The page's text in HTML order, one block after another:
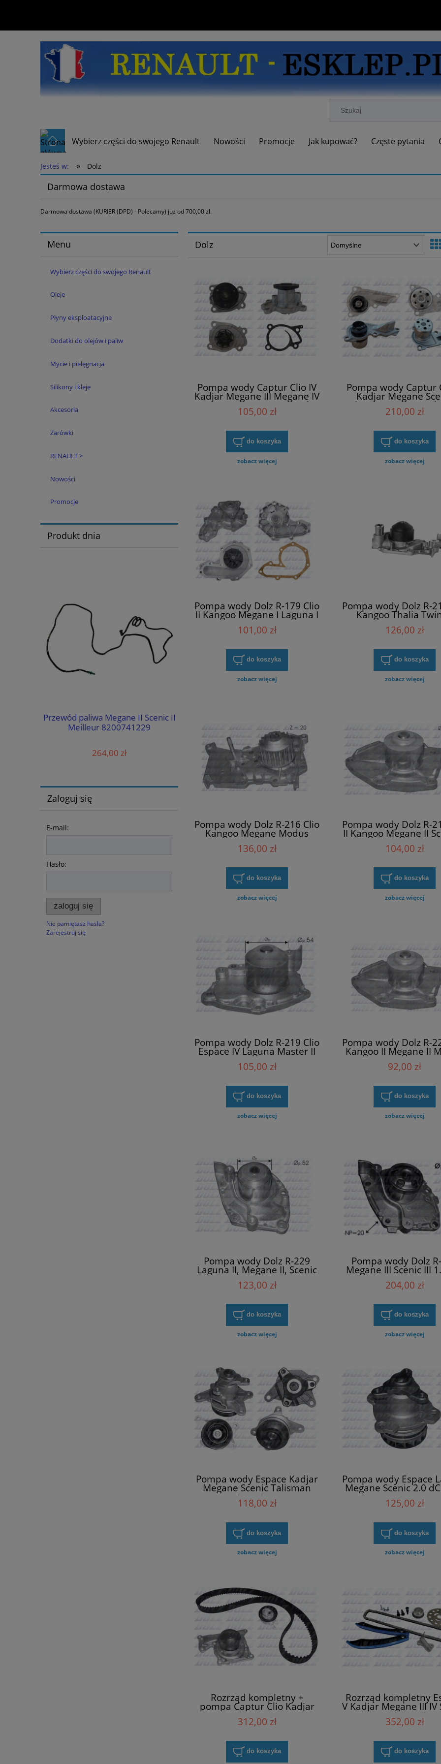
Wybierz części do swojego Renault Nowości Promocje Jak kupować? Częste pytania
Jesteś w: » Dolz
Darmowa dostawa
Darmowa dostawa (KURIER (DPD) - Polecamy) już od 700,00 zł.
Menu
Wybierz części do swojego Renault
Oleje
Płyny eksploatacyjne
Dodatki do olejów i paliw
Mycie i pielęgnacja
Silikony i kleje
Akcesoria
Żarówki
RENAULT >
Nowości
Promocje
Produkt dnia
Przewód paliwa Megane II Scenic II
Meilleur 8200741229
264,00 zł
439,00 zł
do koszyka
Megane Laguna
46,00 zł
do koszyka
Zaloguj się
E-mail:
Hasło:
zaloguj się
Nie pamiętasz hasła?
Zarejestruj się
Dolz
Pompa wody Captur Clio IV
Kadjar Megane III Megane IV
Scenic III IV Twingo III Dolz
N151
105,00 zł
do koszyka
zobacz więcej
Pompa wody Captur
Kadjar Megane
Talisman 1.3 TCe Dolz
210,00 zł
do koszyka
zobacz więcej
Pompa wody Dolz R-179 Clio
II Kangoo Megane I Laguna I
Scenic I
101,00 zł
do koszyka
zobacz więcej
Pompa wody Dolz R-
Kangoo Thalia
126,00 zł
do koszyka
zobacz więcej
Pompa wody Dolz R-216 Clio
Kangoo Megane Modus
Laguna Scenic Twingo II
136,00 zł
do koszyka
zobacz więcej
Pompa wody Dolz R-
II Kangoo Megane II
Thalia II
104,00 zł
do koszyka
zobacz więcej
Pompa wody Dolz R-219 Clio
Espace IV Laguna Master II
Megane Scenic Trafic II Vel
Satis
105,00 zł
do koszyka
zobacz więcej
Pompa wody Dolz R-
Kangoo II Megane II
Scenic Thalia
92,00 zł
do koszyka
zobacz więcej
Pompa wody Dolz R-229
Laguna II, Megane II, Scenic
II
123,00 zł
do koszyka
zobacz więcej
Pompa wody Dolz
Megane III Scenic III
204,00 zł
do koszyka
zobacz więcej
Pompa wody Espace Kadjar
Megane Scenic Talisman
Trafic Dolz R239
118,00 zł
do koszyka
zobacz więcej
Pompa wody Espace
Megane Scenic 2.0
R230
125,00 zł
do koszyka
zobacz więcej
Rozrząd kompletny +
pompa Captur Clio Kadjar
Kangoo Megane Scenic
Talisman Dolz KD113
312,00 zł
do koszyka
Rozrząd kompletny
V Kadjar Megane III IV
III IV Talisman Trafic
dCI Dolz SKCR150
352,00 zł
do koszyka